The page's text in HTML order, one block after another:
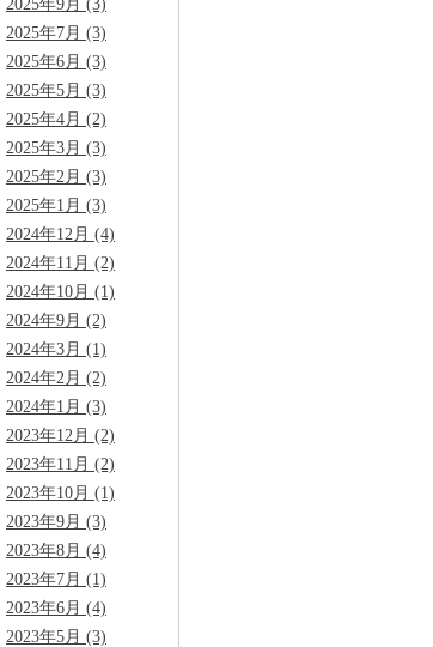
2025年7月 (3)
2025年6月 (3)
2025年5月 (3)
2025年4月 (2)
2025年3月 (3)
2025年2月 (3)
2025年1月 (3)
2024年12月 (4)
2024年11月 (2)
2024年10月 (1)
2024年9月 (2)
2024年3月 (1)
2024年2月 (2)
2024年1月 (3)
2023年12月 (2)
2023年11月 (2)
2023年10月 (1)
2023年9月 (3)
2023年8月 (4)
2023年7月 (1)
2023年6月 (4)
2023年5月 (3)